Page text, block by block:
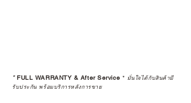
*FULL WARRANTY & After Service * มั่นใจได้กับสินค้ามี
รับประกัน พร้อมบริการหลังการขาย